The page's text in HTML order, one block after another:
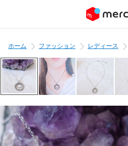
ホーム ファッション レディース